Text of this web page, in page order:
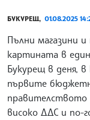
БУКУРЕЩ, 01.08.2025
Пълни магазини и
картината в
Букурещ в деня,
първите
правителството
високо ДДС и по-